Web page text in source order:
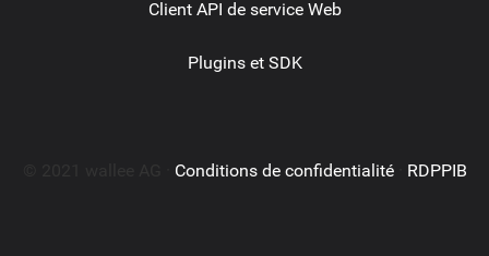
Client API de service Web
Plugins et SDK
Conditions de confidentialité· RDPPIB